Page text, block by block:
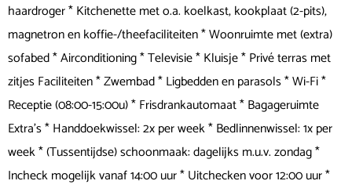
haardroger * Kitchenette met o.a. koelkast, kookplaat (2-pits),
magnetron en koffie-/theefaciliteiten * Woonruimte met (extra)
sofabed * Airconditioning * Televisie * Kluisje * Privé terras met
zitjes Faciliteiten * Zwembad * Ligbedden en parasols * Wi-Fi *
Receptie (08:00-15:00u) * Frisdrankautomaat * Bagageruimte
Extra's * Handdoekwissel: 2x per week * Bedlinnenwissel: 1x per
week * (Tussentijdse) schoonmaak: dagelijks m.u.v. zondag *
Incheck mogelijk vanaf 14:00 uur * Uitchecken voor 12:00 uur *